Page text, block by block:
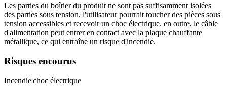
Les parties du boîtier du produit ne sont pas suffisamment isolées
des parties sous tension. l'utilisateur pourrait toucher des pièces sous
tension accessibles et recevoir un choc électrique. en outre, le câble
d'alimentation peut entrer en contact avec la plaque chauffante
métallique, ce qui entraîne un risque d'incendie.
Risques encourus
Incendie|choc électrique